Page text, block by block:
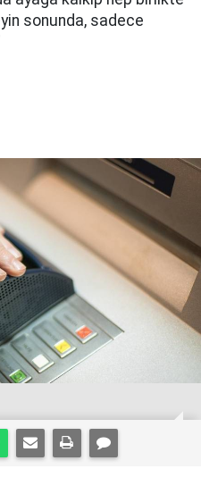
sonunda, sadece